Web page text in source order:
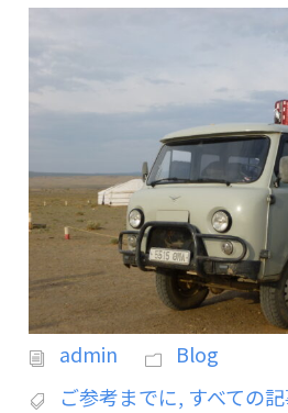
admin
Blog
ご参考までに, すべての